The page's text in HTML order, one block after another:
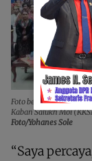
Foto bersama
Kaban Salukh Moi
Foto/Yohanes Sole
“Saya